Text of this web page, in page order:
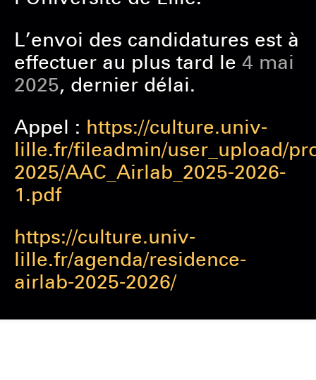
L’envoi des candidatures est à
effectuer au plus tard le 4 mai
2025, dernier délai.
Appel : https://culture.univ-
lille.fr/fileadmin/user_upload/
2025/AAC_Airlab_2025-2026-
1.pdf
https://culture.univ-
lille.fr/agenda/residence-
airlab-2025-2026/